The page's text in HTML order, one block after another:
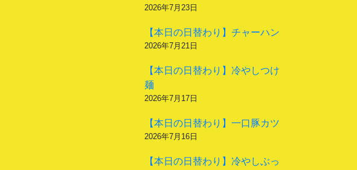
2026年7月23日
【本日の日替わり】チャーハン
2026年7月21日
【本日の日替わり】冷やしつけ
麺
2026年7月17日
【本日の日替わり】一口豚カツ
2026年7月16日
【本日の日替わり】冷やしぶっ